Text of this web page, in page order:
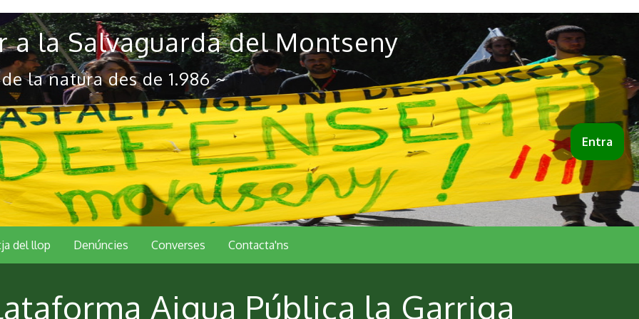
a la Salvaguarda del Montseny
la natura des de 1.986 ~
Entra
del llop Denúncies Converses Contacta'ns
Aigua Pública la Garriga